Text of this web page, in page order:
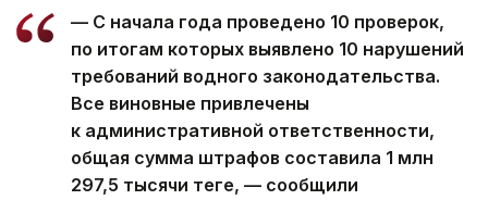
— С начала года проведено 10 проверок,
по итогам которых выявлено 10 нарушений
требований водного законодательства.
Все виновные привлечены
к административной ответственности,
общая сумма штрафов составила 1 млн
297,5 тысячи теңге, — сообщили